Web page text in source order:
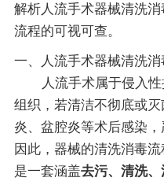
解析人流手术器械清洗
流程的可视可查。
一、人流手术器械清洗消
人流手术属于侵入
组织，若清洁不彻底或
炎、盆腔炎等术后感染，
因此，器械的清洗消毒
是一套涵盖去污、清洗